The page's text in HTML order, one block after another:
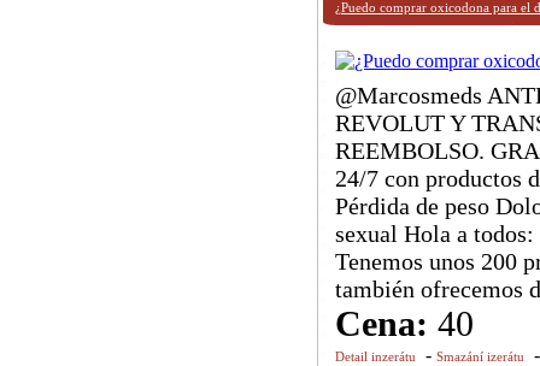
¿Puedo comprar oxicodona para el
@Marcosmeds
REVOLUT Y
REEMBOLSO.
24/7 con productos
Pérdida de peso
sexual Hola a
Tenemos unos 200
también ofrecemos
Cena: 40
Detail inzerátu - Smazání izerátu